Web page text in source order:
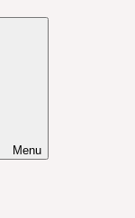
Menu